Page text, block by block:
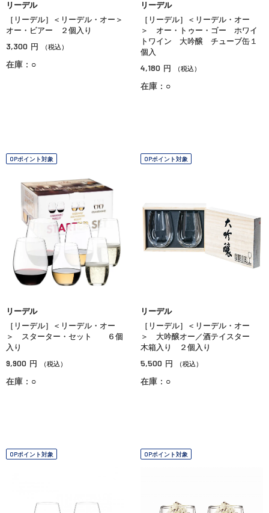
リーデル
［リーデル］＜リーデル・オー＞
オー・ビアー ２個入り
3,300 円 （税込）
在庫：○
リーデル
［リーデル］＜リーデル・オー
＞ オー・トゥー・ゴー ホワイ
トワイン 大吟醸 チューブ缶１
個入
4,180 円 （税込）
在庫：○
OPポイント対象
リーデル
［リーデル］＜リーデル・オー
＞ スターター・セット ６個
入り
9,900 円 （税込）
在庫：○
OPポイント対象
リーデル
［リーデル］＜リーデル・オー
＞ 大吟醸オー／酒テイスター
木箱入り ２個入り
5,500 円 （税込）
在庫：○
OPポイント対象 OPポイント対象